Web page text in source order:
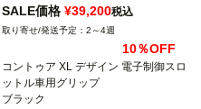
以下の電子制御スロットル車
2024 FLHTK、FLTRK、FLHRXS
2008～2023 ツーリング、トライク
※CVOを除く
2016～2024 ソフテイル
2014～2015 FLSTNSE
SALE価格 ¥39,200税込
2～4週
10％OFF
コントゥア XL デザイン 電子制御スロ
ットル車用グリップ
ブラック